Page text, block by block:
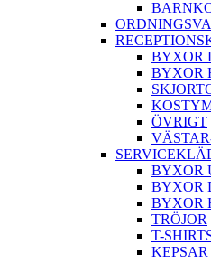
BYXOR
BYXOR
ÖVRIGT
BYXOR
BYXOR
BYXOR
TRÖJOR
T-
KEPSAR